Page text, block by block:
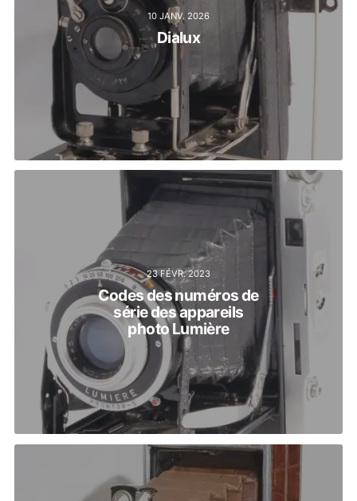
10 JANV. 2026
Dialux
23 FÉVR. 2023
Codes des numéros de
série des appareils
photo Lumière